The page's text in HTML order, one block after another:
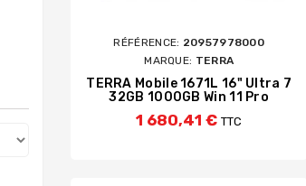
RÉFÉRENCE: 20957978000
MARQUE: TERRA
TERRA Mobile 1671L 16" Ultra 7
32GB 1000GB Win 11 Pro
1 680,41 €TTC